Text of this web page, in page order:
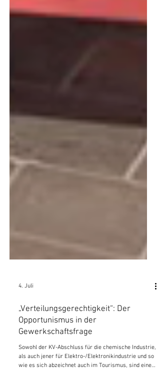
4. Juli
„Verteilungsgerechtigkeit“: Der
Opportunismus in der
Gewerkschaftsfrage